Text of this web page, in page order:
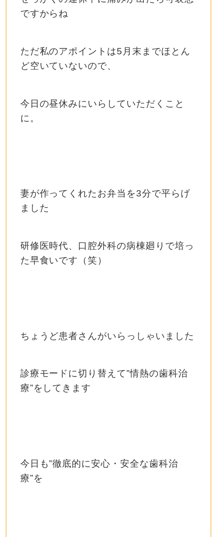
ですからね
ただ私のアポイントは5月末までほとん
ど空いていないので、
今日の昼休みにいらしていただくこと
に。
妻が作ってくれたお弁当を3分で平らげ
ました
研修医時代、口腔外科の病棟廻りで培っ
た早食いです（笑）
ちょうど患者さんがいらっしゃいました
診療モードに切り替えて”情熱の歯科治
療”をしてきます
今日も”徹底的に安心・安全な歯科治
療”を